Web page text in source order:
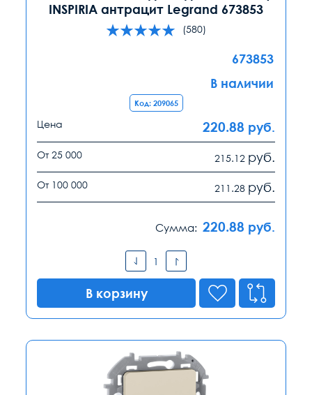
INSPIRIA антрацит Legrand 673853
(580)
673853
В наличии
Код: 209065
Цена 220.88 руб.
От 25 000 215.12 руб.
От 100 000 211.28 руб.
Сумма: 220.88 руб.
В корзину